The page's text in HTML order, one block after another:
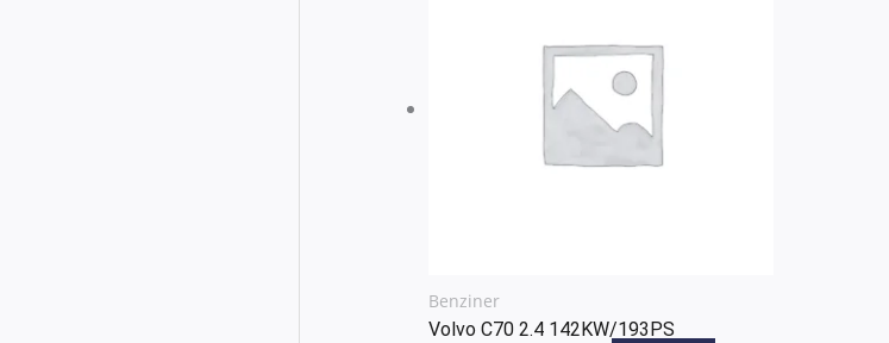
Benziner
Volvo C70 2.4 142KW/193PS